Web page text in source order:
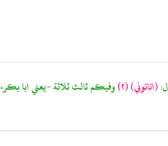
(اتاتوني)(٢) وفيكم ثالث ثلاثة -يعني ابا